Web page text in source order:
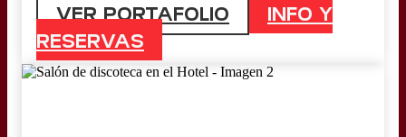
menos 2 días de anticipación).
VER PORTAFOLIO
INFO Y
RESERVAS